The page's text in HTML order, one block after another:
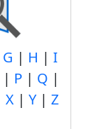
G | H | I
| P | Q |
X | Y | Z